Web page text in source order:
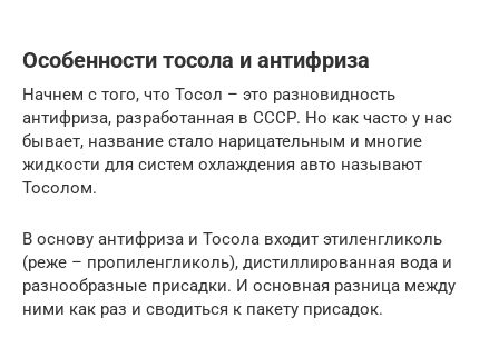
Особенности тосола и антифриза
Начнем с того, что Тосол – это разновидность
антифриза, разработанная в СССР. Но как часто у нас
бывает, название стало нарицательным и многие
жидкости для систем охлаждения авто называют
Тосолом.
В основу антифриза и Тосола входит этиленгликоль
(реже – пропиленгликоль), дистиллированная вода и
разнообразные присадки. И основная разница между
ними как раз и сводиться к пакету присадок.